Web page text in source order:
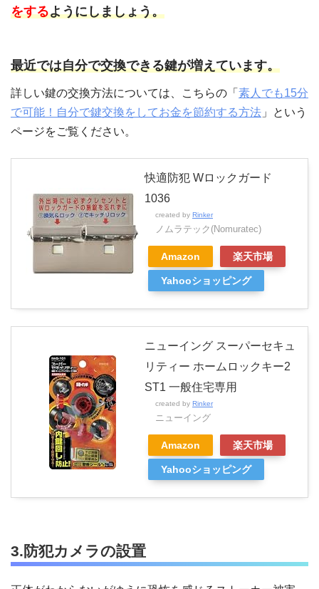
をするようにしましょう。
最近では自分で交換できる鍵が増えています。
詳しい鍵の交換方法については、こちらの「 素人でも15分
で可能！自分で鍵交換をしてお金を節約する方法 」という
ページをご覧ください。
快適防犯 Wロックガード
1036
created by Rinker
ノムラテック(Nomuratec)
Amazon 楽天市場
Yahooショッピング
ニューイング スーパーセキュ
リティー ホームロックキー2
ST1 一般住宅専用
created by Rinker
ニューイング
Amazon 楽天市場
Yahooショッピング
3.防犯カメラの設置